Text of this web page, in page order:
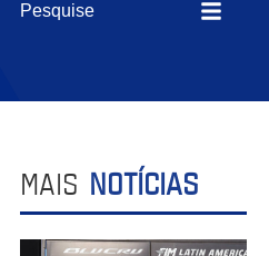
MAIS NOTÍCIAS